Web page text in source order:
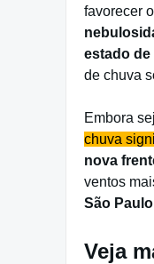
favorecer o
estado de
de chuva
Embora
chuva
nova
ventos
São Paulo
Veja